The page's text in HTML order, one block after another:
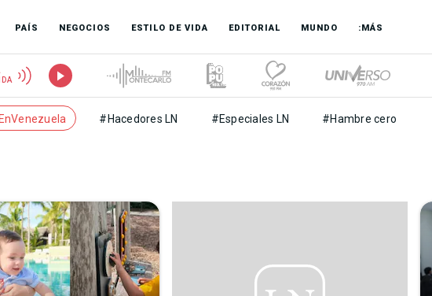
PAÍS NEGOCIOS ESTILO DE VIDA EDITORIAL MUNDO :MÁS
#Hacedores LN #Especiales LN #Hambre cero